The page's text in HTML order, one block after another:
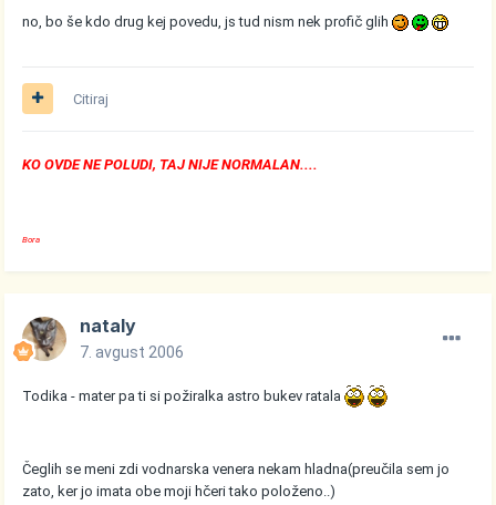
no, bo še kdo drug kej povedu, js tud nism nek profič glih
Citiraj
KO OVDE NE POLUDI, TAJ NIJE NORMALAN....
Bora
nataly
7. avgust 2006
Todika - mater pa ti si požiralka astro bukev ratala
Čeglih se meni zdi vodnarska venera nekam hladna(preučila sem jo
zato, ker jo imata obe moji hčeri tako položeno..)